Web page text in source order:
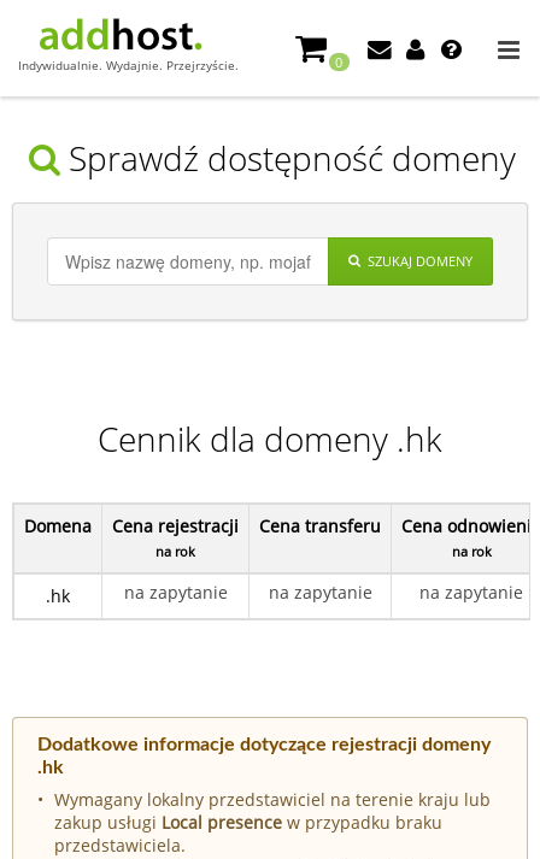
Indywidualnie. Wydajnie. Przejrzyście. 0
Sprawdź dostępność domeny
SZUKAJ DOMENY
Cennik dla domeny .hk
Domena Cena rejestracji
na rok
Cena transferu Cena odnowienia
na rok
.hk na zapytanie na zapytanie na zapytanie
Dodatkowe informacje dotyczące rejestracji domeny
.hk
Wymagany lokalny przedstawiciel na terenie kraju lub
zakup usługi Local presence w przypadku braku
przedstawiciela.